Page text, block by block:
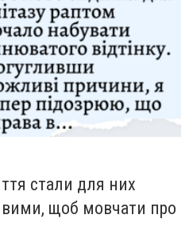
стали для них
щоб мовчати про